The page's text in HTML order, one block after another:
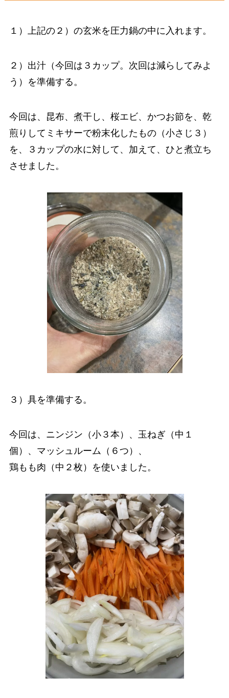
１）上記の２）の玄米を圧力鍋の中に入れます。
２）出汁（今回は３カップ。次回は減らしてみよ
う）を準備する。
今回は、昆布、煮干し、桜エビ、かつお節を、乾
煎りしてミキサーで粉末化したもの（小さじ３）
を、３カップの水に対して、加えて、ひと煮立ち
させました。
３）具を準備する。
今回は、ニンジン（小３本）、玉ねぎ（中１
個）、マッシュルーム（６つ）、
鶏もも肉（中２枚）を使いました。